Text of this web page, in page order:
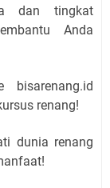
dan tingkat
Anda
renang!
dunia renang